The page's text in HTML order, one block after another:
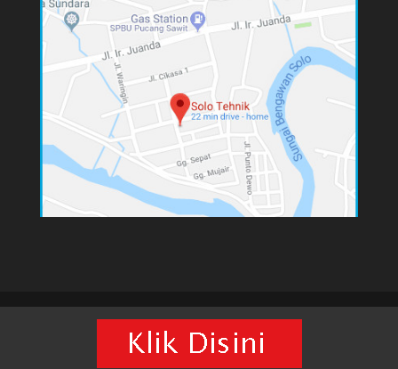
&copy 2019 mesinlaundrysolo.com - Pusat Mesin
Laundry Solo. - Support by : Pabrik Mesin Laundry